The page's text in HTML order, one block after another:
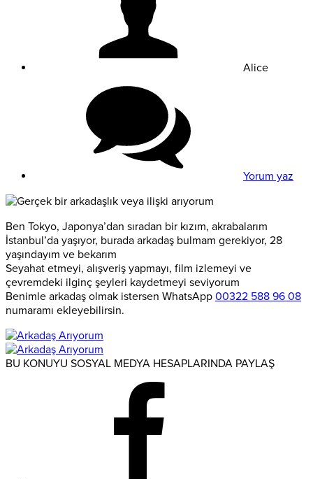
Alice
Yorum yaz
Ben Tokyo, Japonya’dan sıradan bir kızım, akrabalarım
İstanbul’da yaşıyor, burada arkadaş bulmam gerekiyor, 28
yaşındayım ve bekarım
Seyahat etmeyi, alışveriş yapmayı, film izlemeyi ve
çevremdeki ilginç şeyleri kaydetmeyi seviyorum
Benimle arkadaş olmak istersen WhatsApp 00322 588 96 08
numaramı ekleyebilirsin.
BU KONUYU SOSYAL MEDYA HESAPLARINDA PAYLAŞ